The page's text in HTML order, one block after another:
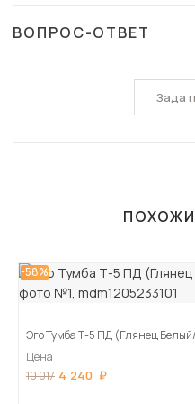
ВОПРОС-ОТВЕТ
-58%
Эго Тумба Т-5 ПД (Глянец
Цена
10 017 4 240